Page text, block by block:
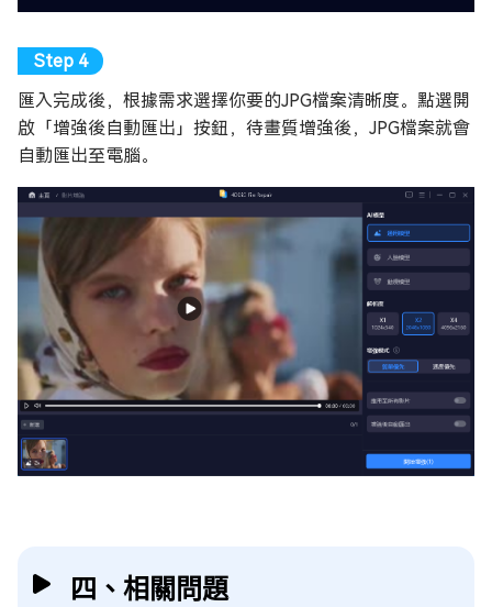
匯入完成後，根據需求選擇你要的JPG檔案清晰度。點選開
啟「增強後自動匯出」按鈕，待畫質增強後，JPG檔案就會
自動匯出至電腦。
四、相關問題